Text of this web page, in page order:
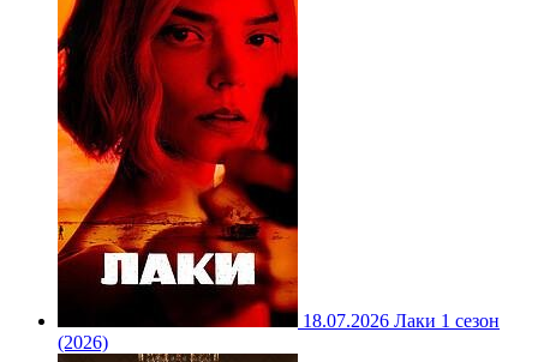
18.07.2026 Лаки 1 сезон
(2026)